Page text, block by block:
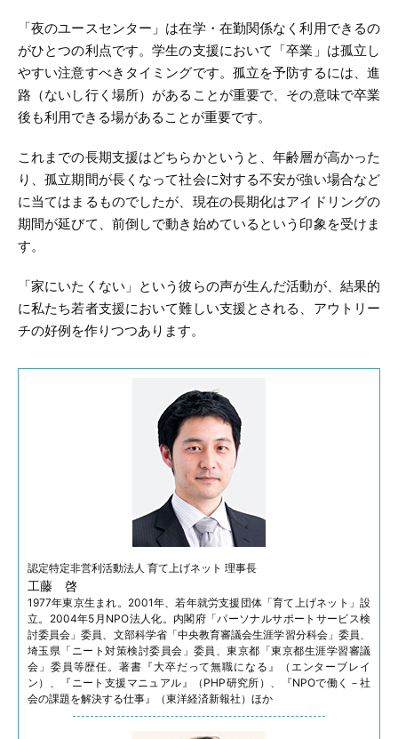
「夜のユースセンター」は在学・在勤関係なく利用できるの
がひとつの利点です。学生の支援において「卒業」は孤立し
やすい注意すべきタイミングです。孤立を予防するには、進
路（ないし行く場所）があることが重要で、その意味で卒業
後も利用できる場があることが重要です。
これまでの長期支援はどちらかというと、年齢層が高かった
り、孤立期間が長くなって社会に対する不安が強い場合など
に当てはまるものでしたが、現在の長期化はアイドリングの
期間が延びて、前倒しで動き始めているという印象を受けま
す。
「家にいたくない」という彼らの声が生んだ活動が、結果的
に私たち若者支援において難しい支援とされる、アウトリー
チの好例を作りつつあります。
認定特定非営利活動法人 育て上げネット 理事長
工藤 啓
1977年東京生まれ。2001年、若年就労支援団体「育て上げネット」設
立。2004年5月NPO法人化。内閣府「パーソナルサポートサービス検
討委員会」委員、文部科学省「中央教育審議会生涯学習分科会」委員、
埼玉県「ニート対策検討委員会」委員、東京都「東京都生涯学習審議
会」委員等歴任。著書『大卒だって無職になる』（エンターブレイ
ン）、『ニート支援マニュアル』（PHP研究所）、『NPOで働く－社
会の課題を解決する仕事』（東洋経済新報社）ほか